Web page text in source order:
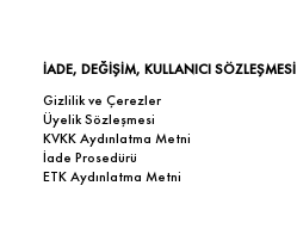
İADE, DEĞİŞİM, KULLANICI SÖZLEŞMESİ
Gizlilik ve Çerezler
Üyelik Sözleşmesi
KVKK Aydınlatma Metni
İade Prosedürü
ETK Aydınlatma Metni